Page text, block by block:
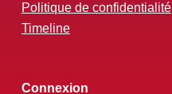
Politique de confidentialité
Timeline
Connexion